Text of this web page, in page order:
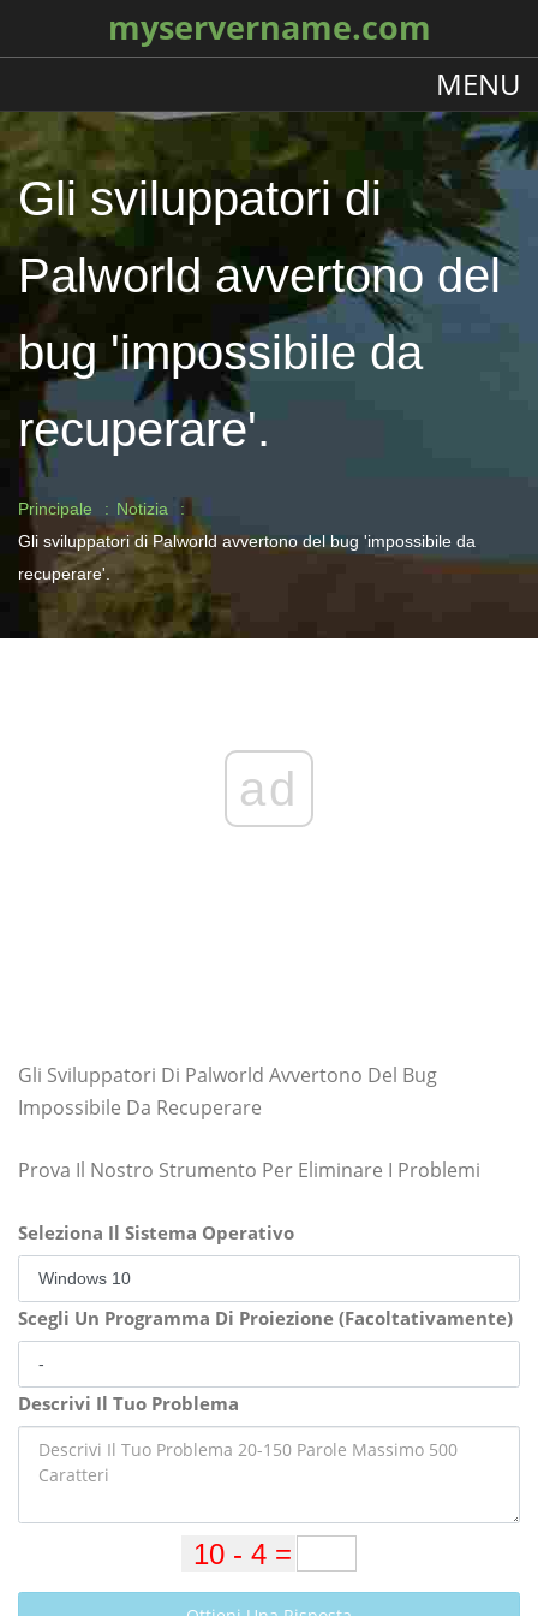
myservername.com
MENU
Gli sviluppatori di
Palworld avvertono del
bug 'impossibile da
recuperare'.
Principale
Notizia
Gli sviluppatori di Palworld avvertono del bug 'impossibile da
recuperare'.
ad
Gli Sviluppatori Di Palworld Avvertono Del Bug
Impossibile Da Recuperare
Prova Il Nostro Strumento Per Eliminare I Problemi
Seleziona Il Sistema Operativo
Scegli Un Programma Di Proiezione (Facoltativamente)
Descrivi Il Tuo Problema